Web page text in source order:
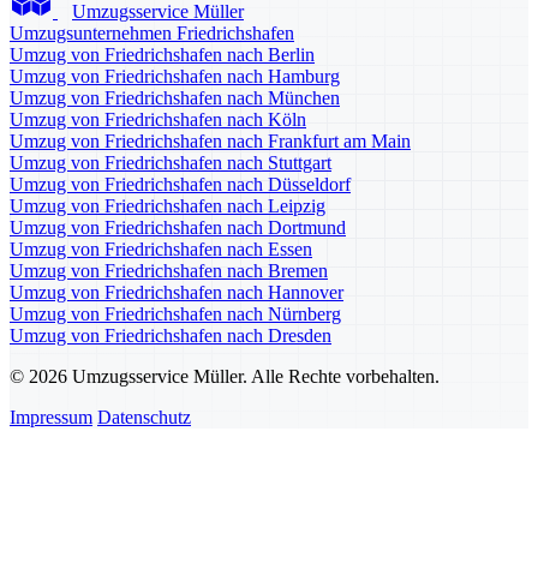
Umzugsservice Müller
Umzugsunternehmen Friedrichshafen
Umzug von Friedrichshafen nach Berlin
Umzug von Friedrichshafen nach Hamburg
Umzug von Friedrichshafen nach München
Umzug von Friedrichshafen nach Köln
Umzug von Friedrichshafen nach Frankfurt am Main
Umzug von Friedrichshafen nach Stuttgart
Umzug von Friedrichshafen nach Düsseldorf
Umzug von Friedrichshafen nach Leipzig
Umzug von Friedrichshafen nach Dortmund
Umzug von Friedrichshafen nach Essen
Umzug von Friedrichshafen nach Bremen
Umzug von Friedrichshafen nach Hannover
Umzug von Friedrichshafen nach Nürnberg
Umzug von Friedrichshafen nach Dresden
© 2026 Umzugsservice Müller. Alle Rechte vorbehalten.
Impressum Datenschutz